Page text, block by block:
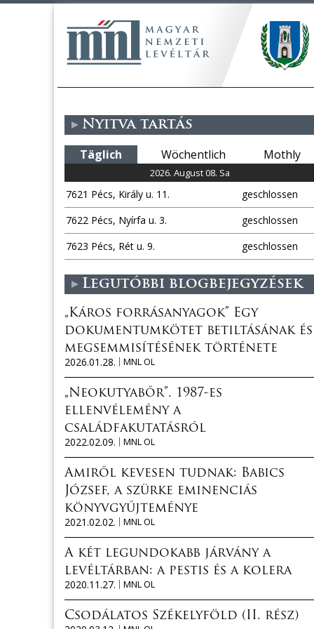
Nyitva tartás
Täglich Wöchentlich Mothly
2026. August 08. Sa
7621 Pécs, Király u. 11.
geschlossen
7622 Pécs, Nyírfa u. 3.
geschlossen
7623 Pécs, Rét u. 9.
geschlossen
Legutóbbi blogbejegyzések
„Káros forrásanyagok” Egy
dokumentumkötet betiltásának és
megsemmisítésének története
2026.01.28.
MNL OL
„Neokutyabőr”. 1987-es
ellenvélemény a
családfakutatásról
2022.02.09.
MNL OL
Amiről kevesen tudnak: Babics
József, a szürke eminenciás
könyvgyűjteménye
2021.02.02.
MNL OL
A két legundokabb járvány a
levéltárban: a pestis és a kolera
2020.11.27.
MNL OL
Csodálatos Székelyföld (II. rész)